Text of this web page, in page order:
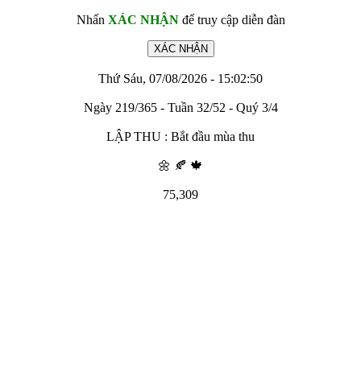
Nhấn XÁC NHẬNđể truy cập diễn đàn
Thứ Sáu, 07/08/2026 - 15:02:50
Ngày 219/365 - Tuần 32/52 - Quý 3/4
LẬP THU : Bắt đầu mùa thu
🌼 🍂 🍁
75,309